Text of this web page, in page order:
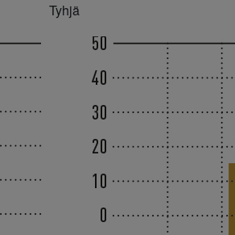
Tyhjä